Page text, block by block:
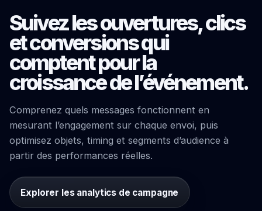
Suivez les ouvertures, clics
et conversions qui
comptent pour la
croissance de l’événement.
Comprenez quels messages fonctionnent en
mesurant l’engagement sur chaque envoi, puis
optimisez objets, timing et segments d’audience à
partir des performances réelles.
Explorer les analytics de campagne